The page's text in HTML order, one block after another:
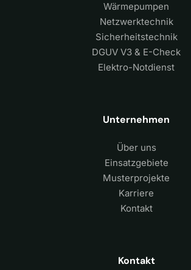
Wärmepumpen
Netzwerktechnik
Sicherheitstechnik
DGUV V3 & E-Check
Elektro-Notdienst
Unternehmen
Über uns
Einsatzgebiete
Musterprojekte
Karriere
Kontakt
Kontakt